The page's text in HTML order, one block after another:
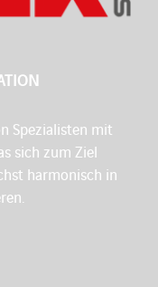
Spezialisten mit
sich zum Ziel
harmonisch in